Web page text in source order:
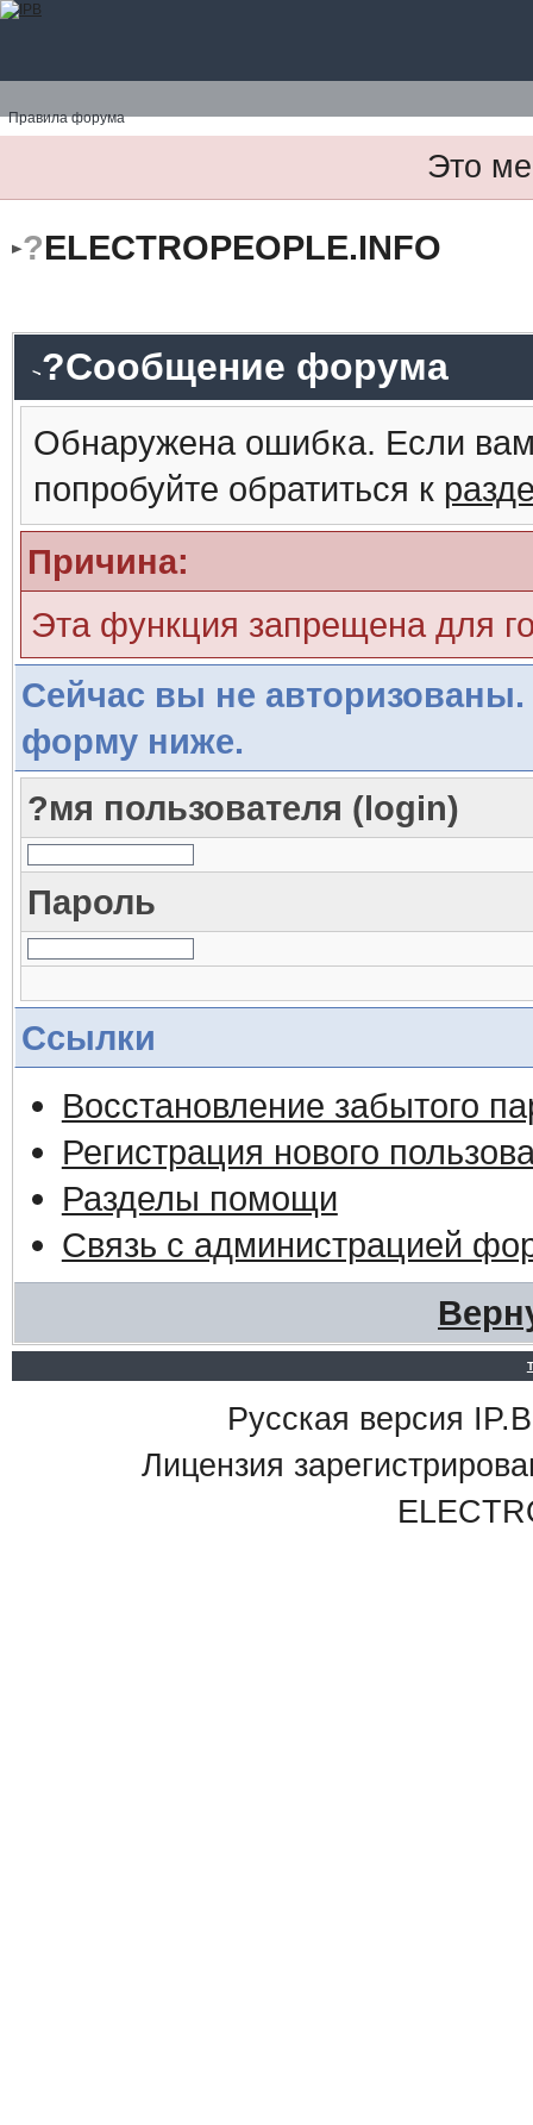
Правила форума
Это
?ELECTROPEOPLE.INFO
?Сообщение форума
Обнаружена ошибка. Если
попробуйте обратиться к
Причина:
Эта функция запрещена для
Сейчас вы не авторизованы.
форму ниже.
?мя пользователя (login)
Пароль
Ссылки
Восстановление забытого
Регистрация нового
Разделы помощи
Связь с администрацией
Русская версия
Лицензия